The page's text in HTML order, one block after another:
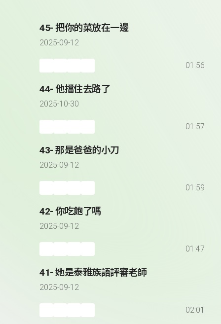
45- 把你的菜放在一邊
2025-09-12
01:56
44- 他擋住去路了
2025-10-30
01:57
43- 那是爸爸的小刀
2025-09-12
01:59
42- 你吃飽了嗎
2025-09-12
01:47
41- 她是泰雅族語評審老師
2025-09-12
02:01